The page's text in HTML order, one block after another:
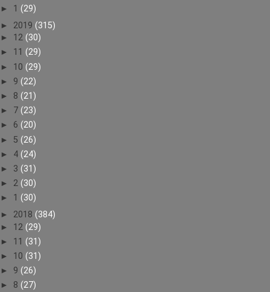
► 1 (29)
► 2019 (315)
► 12 (30)
► 11 (29)
► 10 (29)
► 9 (22)
► 8 (21)
► 7 (23)
► 6 (20)
► 5 (26)
► 4 (24)
► 3 (31)
► 2 (30)
► 1 (30)
► 2018 (384)
► 12 (29)
► 11 (31)
► 10 (31)
► 9 (26)
► 8 (27)